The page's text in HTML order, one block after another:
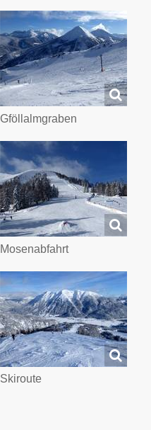
Gföllalmgraben
Mosenabfahrt
Skiroute